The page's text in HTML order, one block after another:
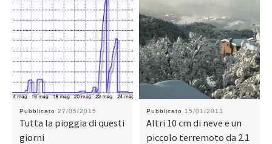
Pubblicato 27/05/2015
Tutta la pioggia di questi
giorni
Pubblicato 15/01/2013
Altri 10 cm di neve e un
piccolo terremoto da 2.1